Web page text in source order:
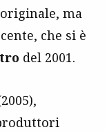
ma
che si è
del 2001.